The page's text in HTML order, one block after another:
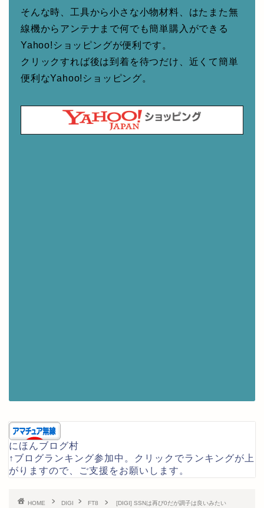
そんな時、工具から小さな小物材料、はたまた無
線機からアンテナまで何でも簡単購入ができる
Yahoo!ショッピングが便利です。
クリックすれば後は到着を待つだけ、近くて簡単
便利なYahoo!ショッピング。
にほんブログ村
↑ブログランキング参加中。クリックでランキングが上
がりますので、ご支援をお願いします。
HOME DIGI FT8 [DIGI] SSNは再び0だが調子は良いみたい